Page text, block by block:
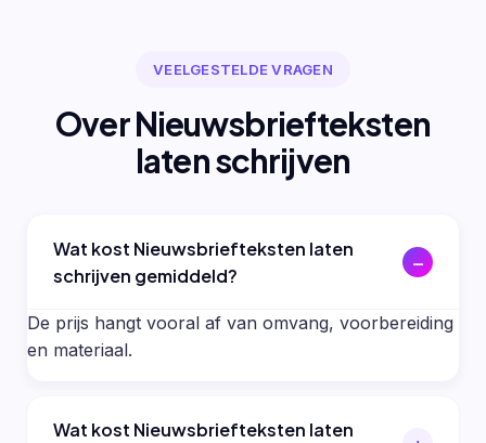
VEELGESTELDE VRAGEN
Over Nieuwsbriefteksten
laten schrijven
Wat kost Nieuwsbriefteksten laten
schrijven gemiddeld?
De prijs hangt vooral af van omvang, voorbereiding
en materiaal.
Wat kost Nieuwsbriefteksten laten